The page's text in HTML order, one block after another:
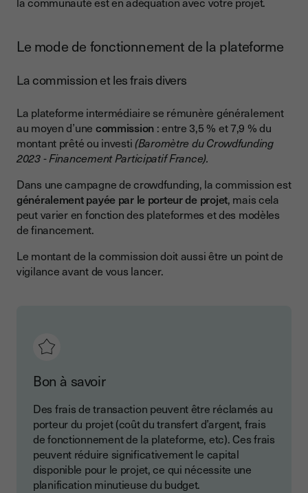
Le mode de fonctionnement de la plateforme
La commission et les frais divers
La plateforme intermédiaire se rémunère généralement
au moyen d’une commission : entre 3,5 % et 7,9 % du
montant prêté ou investi(Baromètre du Crowdfunding
2023 - Financement Participatif France).
Dans une campagne de crowdfunding, la commission est
généralement payée par le porteur de projet, mais cela
peut varier en fonction des plateformes et des modèles
de financement.
Le montant de la commission doit aussi être un point de
vigilance avant de vous lancer.
Bon à savoir
Des frais de transaction peuvent être réclamés au
porteur du projet (coût du transfert d’argent, frais
de fonctionnement de la plateforme, etc). Ces frais
peuvent réduire significativement le capital
disponible pour le projet, ce qui nécessite une
planification minutieuse du budget.